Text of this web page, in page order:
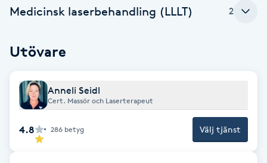
C
Color correction
Cryoterapi
Medicinsk laserbehandling (LLLT) 2
Utövare
Anneli Seidl
Cert. Massör och Laserterapeut
4.8 286 betyg Välj tjänst